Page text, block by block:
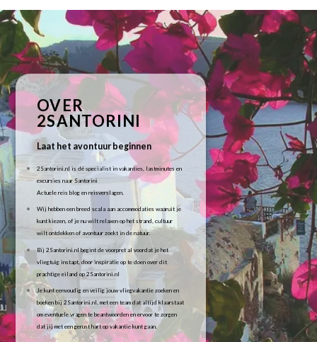
OVER
2SANTORINI
Laat het avontuur beginnen
2Santorini.nl is dé specialist in vakanties, lastminutes en
excursies naar Santorini
Actuele reis blog en reisverslagen.
Wij hebben een breed scala aan accommodaties waaruit je
kunt kiezen, of je nu wilt relaxen op het strand, cultuur
wilt ontdekken of avontuur zoekt in de natuur.
Bij 2Santorini.nl begint de voorpret al voordat je het
vliegtuig instapt, door inspiratie op te doen over dit
prachtige eiland op 2Santorini.nl
Je kunt eenvoudig en veilig jouw vliegvakantie zoeken en
boeken bij 2Santorini.nl, met een team dat altijd klaarstaat
om eventuele vragen te beantwoorden en ervoor te zorgen
dat jij met een gerust hart op vakantie kunt gaan.